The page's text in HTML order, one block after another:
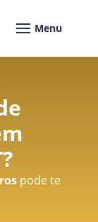
?
pode te